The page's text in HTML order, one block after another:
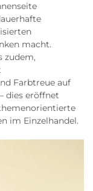
macht.
zudem,
Farbtreue auf
dies eröffnet
im Einzelhandel.